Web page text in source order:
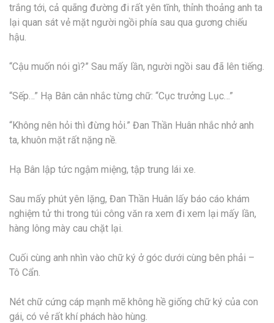
trắng tới, cả quãng đường đi rất yên tĩnh, thỉnh thoảng anh ta
lại quan sát vẻ mặt người ngồi phía sau qua gương chiếu
hậu.
“Cậu muốn nói gì?” Sau mấy lần, người ngồi sau đã lên tiếng.
“Sếp…” Hạ Bân cân nhắc từng chữ: “Cục trưởng Lục…”
“Không nên hỏi thì đừng hỏi.” Đan Thần Huân nhắc nhở anh
ta, khuôn mặt rất nặng nề.
Hạ Bân lập tức ngậm miệng, tập trung lái xe.
Sau mấy phút yên lặng, Đan Thần Huân lấy báo cáo khám
nghiệm tử thi trong túi công văn ra xem đi xem lại mấy lần,
hàng lông mày cau chặt lại.
Cuối cùng anh nhìn vào chữ ký ở góc dưới cùng bên phải –
Tô Cẩn.
Nét chữ cứng cáp mạnh mẽ không hề giống chữ ký của con
gái, có vẻ rất khí phách hào hùng.